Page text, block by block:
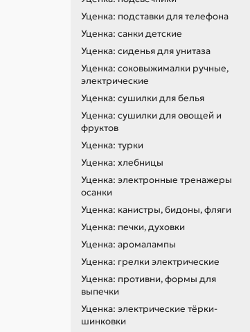
Уценка: подставки для телефона
Уценка: санки детские
Уценка: сиденья для унитаза
Уценка: соковыжималки ручные,
электрические
Уценка: сушилки для белья
Уценка: сушилки для овощей и
фруктов
Уценка: турки
Уценка: хлебницы
Уценка: электронные тренажеры
осанки
Уценка: канистры, бидоны, фляги
Уценка: печки, духовки
Уценка: аромалампы
Уценка: грелки электрические
Уценка: противни, формы для
выпечки
Уценка: электрические тёрки-
шинковки